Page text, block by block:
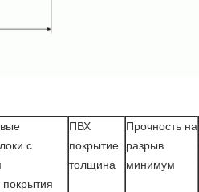
с
ПВХ
покрытие
толщина
Прочность на
разрыв
минимум